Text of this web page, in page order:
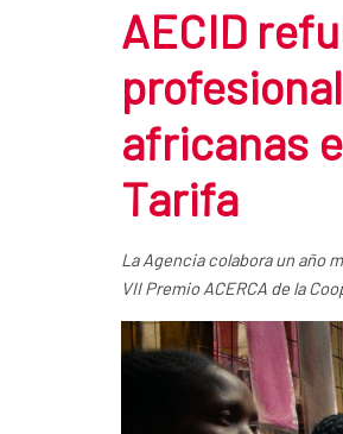
AECID
africanas
Tarifa
La Agencia colabora un año
VII Premio ACERCA de la